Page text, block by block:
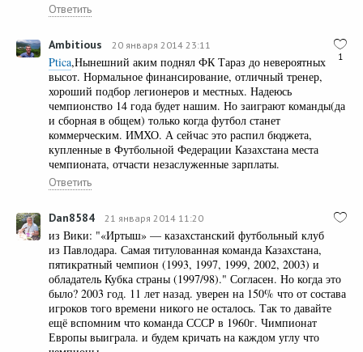
Ответить
1
Ambitious 20 января 2014 23:11
Ptica,Нынешний аким поднял ФК Тараз до невероятных
высот. Нормальное финансирование, отличный тренер,
хороший подбор легионеров и местных. Надеюсь
чемпионство 14 года будет нашим. Но заиграют команды(да
и сборная в общем) только когда футбол станет
коммерческим. ИМХО. А сейчас это распил бюджета,
купленные в Футбольной Федерации Казахстана места
чемпионата, отчасти незаслуженные зарплаты.
Ответить
Dan8584 21 января 2014 11:20
из Вики: "«Иртыш» — казахстанский футбольный клуб
из Павлодара. Самая титулованная команда Казахстана,
пятикратный чемпион (1993, 1997, 1999, 2002, 2003) и
обладатель Кубка страны (1997/98)." Согласен. Но когда это
было? 2003 год. 11 лет назад. уверен на 150% что от состава
игроков того времени никого не осталось. Так то давайте
ещё вспомним что команда СССР в 1960г. Чимпионат
Европы выиграла. и будем кричать на каждом углу что